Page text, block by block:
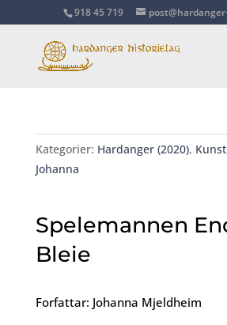
918 45 719
Kategorier: Hardanger (2020), Kunst
Johanna
Spelemannen
Bleie
Forfattar: Johanna Mjeldheim